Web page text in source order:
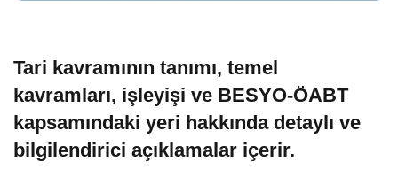
Tari kavramının tanımı, temel
kavramları, işleyişi ve BESYO-ÖABT
kapsamındaki yeri hakkında detaylı ve
bilgilendirici açıklamalar içerir.